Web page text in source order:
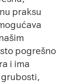
praksu
pogrešno
i ima